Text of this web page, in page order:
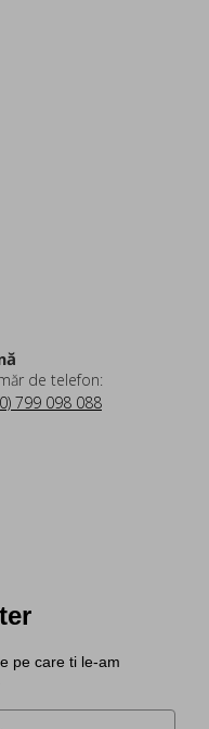
de telefon:
799 098 088
pe care ti le-am